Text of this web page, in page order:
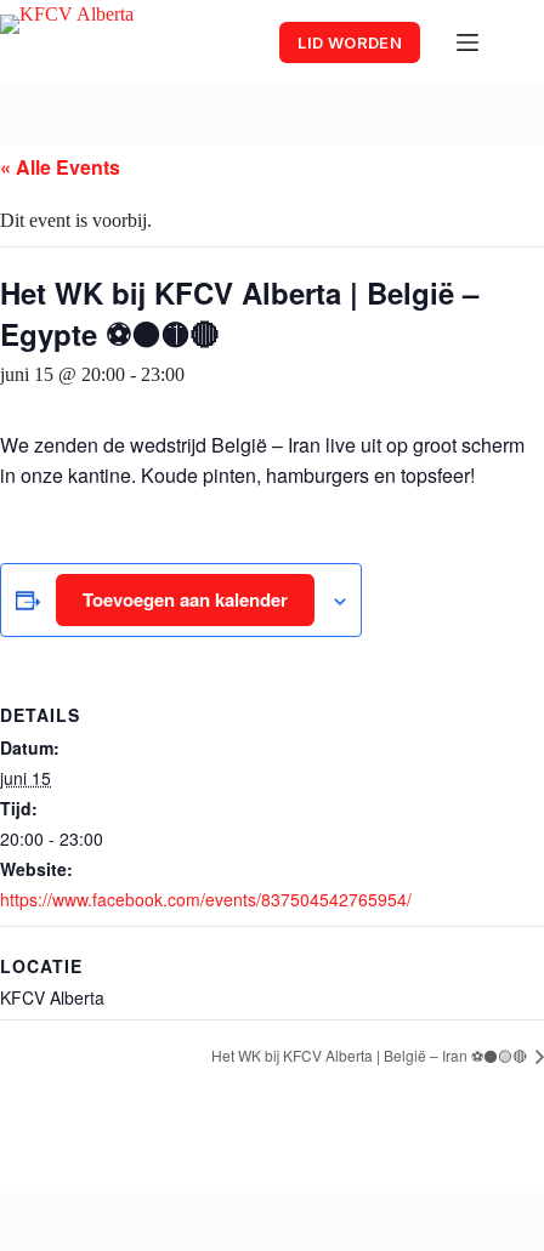
Skip
to
LID WORDEN
« Alle Events
Dit event is voorbij.
Het WK bij KFCV Alberta | België –
Egypte ⚽⚫🟡🔴
juni 15 @ 20:00 - 23:00
We zenden de wedstrijd België – Iran live uit op groot scherm
in onze kantine. Koude pinten, hamburgers en topsfeer!
Toevoegen aan kalender
DETAILS
Datum:
juni 15
Tijd:
20:00 - 23:00
Website:
https://www.facebook.com/events/837504542765954/
LOCATIE
KFCV Alberta
Het WK bij KFCV Alberta | België – Iran ⚽⚫🟡🔴